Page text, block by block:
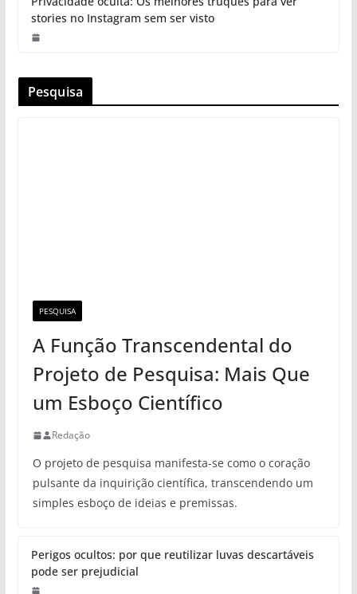
stories no Instagram sem ser visto
Pesquisa
PESQUISA
A Função Transcendental do
Projeto de Pesquisa: Mais Que
um Esboço Científico
Redação
O projeto de pesquisa manifesta-se como o coração
pulsante da inquirição científica, transcendendo um
simples esboço de ideias e premissas.
Perigos ocultos: por que reutilizar luvas descartáveis
pode ser prejudicial